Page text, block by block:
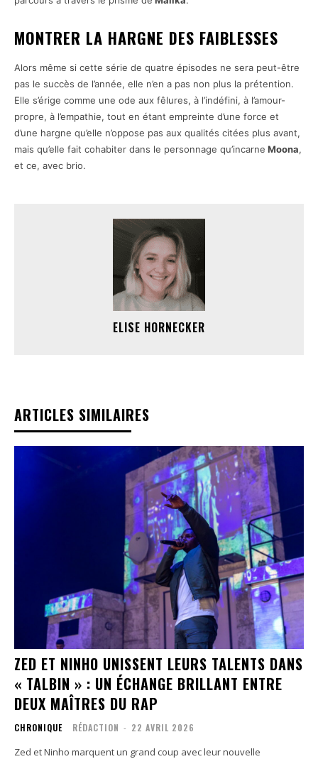
MONTRER LA HARGNE DES FAIBLESSES
Alors même si cette série de quatre épisodes ne sera peut-être
pas le succès de l’année, elle n’en a pas non plus la prétention.
Elle s’érige comme une ode aux fêlures, à l’indéfini, à l’amour-
propre, à l’empathie, tout en étant empreinte d’une force et
d’une hargne qu’elle n’oppose pas aux qualités citées plus avant,
mais qu’elle fait cohabiter dans le personnage qu’incarne Moona,
et ce, avec brio.
ELISE HORNECKER
ARTICLES SIMILAIRES
ZED ET NINHO UNISSENT LEURS TALENTS DANS
« TALBIN » : UN ÉCHANGE BRILLANT ENTRE
DEUX MAÎTRES DU RAP
CHRONIQUE RÉDACTION - 22 AVRIL 2026
Zed et Ninho marquent un grand coup avec leur nouvelle